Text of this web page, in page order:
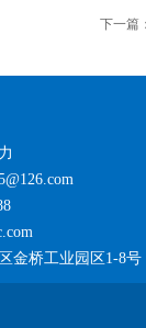
下一篇：
金桥工业园区1-8号